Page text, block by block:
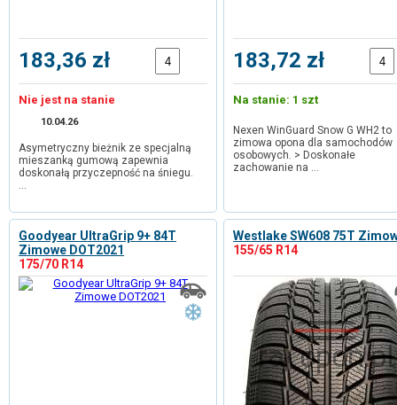
183,36 zł
Nie jest na stanie
10.04.26
Asymetryczny bieżnik ze specjalną
mieszanką gumową zapewnia
doskonałą przyczepność na śniegu.
…
183,72 zł
Na stanie: 1 szt
Nexen WinGuard Snow G WH2 to
zimowa opona dla samochodów
osobowych. > Doskonałe
zachowanie na …
Goodyear UltraGrip 9+ 84T
Zimowe DOT2021
175/70 R14
Westlake SW608 75T
155/65 R14